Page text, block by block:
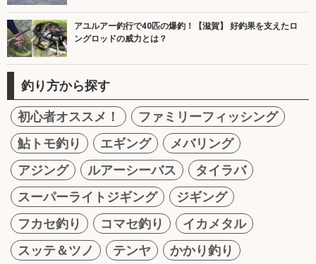
アユルアー釣行で40匹の爆釣！【滋賀】 好釣果を支えたロ
ングロッドの威力とは？
釣り方から探す
初心者オススメ！
ファミリーフィッシング
鮎トモ釣り
エギング
メバリング
アジング
ルアーシーバス
タイラバ
スーパーライトジギング
ジギング
フカセ釣り
コマセ釣り
イカメタル
スッテ＆ツノ
テンヤ
かかり釣り